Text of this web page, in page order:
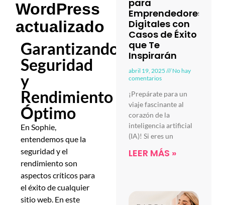
WordPress
actualizado
Garantizando
Seguridad
y
Rendimiento
Óptimo
En Sophie,
entendemos que la
seguridad y el
rendimiento son
aspectos críticos para
el éxito de cualquier
sitio web. En este
para
Emprendedores
Digitales con
Casos de Éxito
que Te
Inspirarán
abril 19, 2025
No hay
comentarios
¡Prepárate para un
viaje fascinante al
corazón de la
inteligencia artificial
(IA)! Si eres un
LEER MÁS »